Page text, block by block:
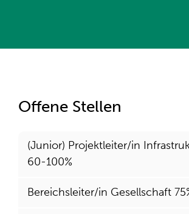
Offene Stellen
(Junior) Projektleiter/in
60-100%
Bereichsleiter/in Gesellschaft